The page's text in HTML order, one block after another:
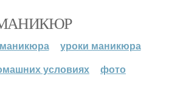
уроки маникюра
условиях
фото